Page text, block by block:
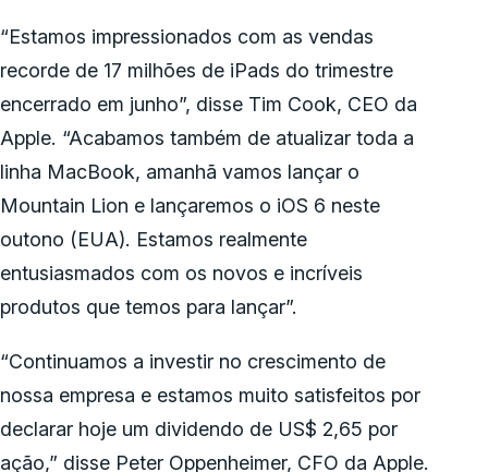
“Estamos impressionados com as vendas
recorde de 17 milhões de iPads do trimestre
encerrado em junho”, disse Tim Cook, CEO da
Apple. “Acabamos também de atualizar toda a
linha MacBook, amanhã vamos lançar o
Mountain Lion e lançaremos o iOS 6 neste
outono (EUA). Estamos realmente
entusiasmados com os novos e incríveis
produtos que temos para lançar”.
“Continuamos a investir no crescimento de
nossa empresa e estamos muito satisfeitos por
declarar hoje um dividendo de US$ 2,65 por
ação,” disse Peter Oppenheimer, CFO da Apple.